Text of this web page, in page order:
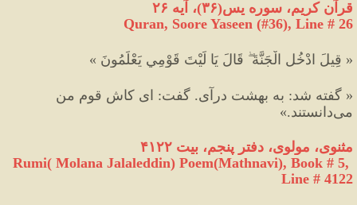
قرآن کریم، سوره يس(۳۶)، آیه ۲۶
Quran, Soore Yaseen (#36), Line # 26
« قِيلَ ادْخُلِ الْجَنَّةَ ۖ قَالَ يَا لَيْتَ قَوْمِي يَعْلَمُونَ »
مى‌دانستند.»
مثنوی، مولوی، دفتر پنجم، بیت ۴۱۲۲
Rumi( Molana Jalaleddin) Poem(Mathnavi), Book # 5,
Line # 4122